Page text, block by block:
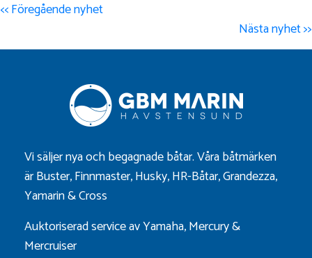
<< Föregående nyhet
Nästa nyhet >>
Vi säljer nya och begagnade båtar. Våra båtmärken
ärBuster,Finnmaster,Husky,HR-Båtar,Grandezza,
Yamarin&Cross
Auktoriserad service av Yamaha, Mercury &
Mercruiser